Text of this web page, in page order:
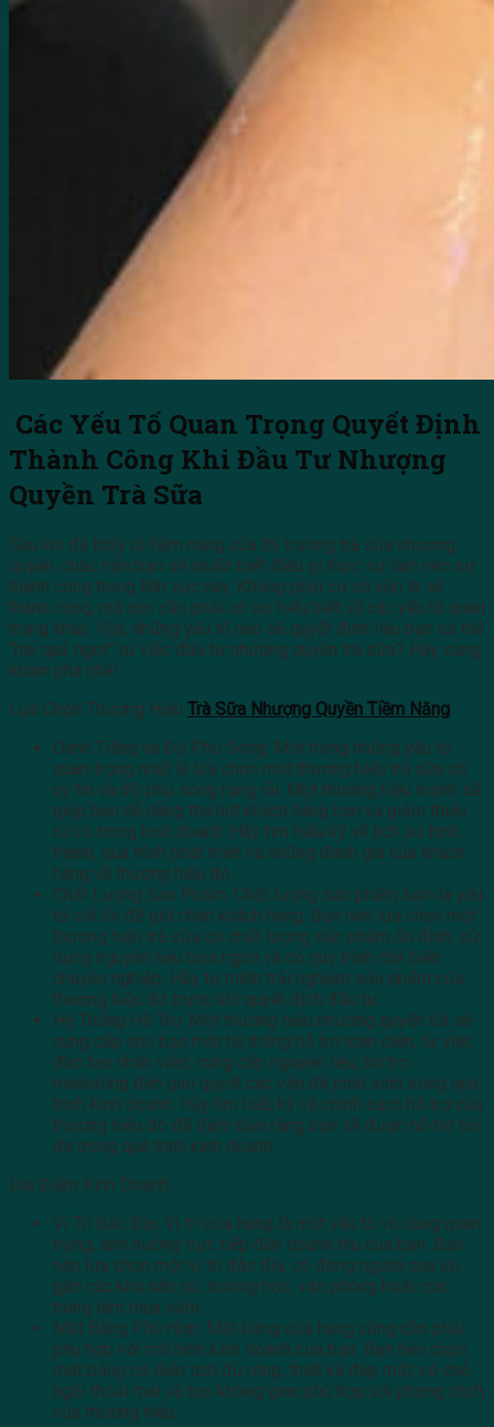
Các Yếu Tố Quan Trọng Quyết Định
Thành Công Khi Đầu Tư Nhượng
Quyền Trà Sữa
Sau khi đã thấy rõ tiềm năng của thị trường trà sữa nhượng
quyền, chắc hẳn bạn sẽ muốn biết điều gì thực sự làm nên sự
thành công trong lĩnh vực này. Không phải cứ có vốn là sẽ
thành công, mà còn cần phải có sự hiểu biết về các yếu tố quan
trọng khác. Vậy, những yếu tố nào sẽ quyết định liệu bạn có thể
“hái quả ngọt” từ việc đầu tư nhượng quyền trà sữa? Hãy cùng
khám phá nhé!
Lựa Chọn Thương Hiệu Trà Sữa Nhượng Quyền Tiềm Năng:
Danh Tiếng và Độ Phủ Sóng: Một trong những yếu tố
quan trọng nhất là lựa chọn một thương hiệu trà sữa có
uy tín và độ phủ sóng rộng rãi. Một thương hiệu mạnh sẽ
giúp bạn dễ dàng thu hút khách hàng hơn và giảm thiểu
rủi ro trong kinh doanh. Hãy tìm hiểu kỹ về lịch sử hình
thành, quá trình phát triển và những đánh giá của khách
hàng về thương hiệu đó.
Chất Lượng Sản Phẩm: Chất lượng sản phẩm luôn là yếu
tố cốt lõi để giữ chân khách hàng. Bạn nên lựa chọn một
thương hiệu trà sữa có chất lượng sản phẩm ổn định, sử
dụng nguyên liệu tươi ngon và có quy trình chế biến
chuyên nghiệp. Hãy tự mình trải nghiệm sản phẩm của
thương hiệu đó trước khi quyết định đầu tư.
Hệ Thống Hỗ Trợ: Một thương hiệu nhượng quyền tốt sẽ
cung cấp cho bạn một hệ thống hỗ trợ toàn diện, từ việc
đào tạo nhân viên, cung cấp nguyên liệu, hỗ trợ
marketing đến giải quyết các vấn đề phát sinh trong quá
trình kinh doanh. Hãy tìm hiểu kỹ về chính sách hỗ trợ của
thương hiệu đó để đảm bảo rằng bạn sẽ được hỗ trợ tối
đa trong quá trình kinh doanh.
Địa Điểm Kinh Doanh:
Vị Trí Đắc Địa: Vị trí cửa hàng là một yếu tố vô cùng quan
trọng, ảnh hưởng trực tiếp đến doanh thu của bạn. Bạn
nên lựa chọn một vị trí đắc địa, có đông người qua lại,
gần các khu dân cư, trường học, văn phòng hoặc các
trung tâm mua sắm.
Mặt Bằng Phù Hợp: Mặt bằng cửa hàng cũng cần phải
phù hợp với mô hình kinh doanh của bạn. Bạn nên chọn
mặt bằng có diện tích đủ rộng, thiết kế đẹp mắt, có chỗ
ngồi thoải mái và tạo không gian phù hợp với phong cách
của thương hiệu.